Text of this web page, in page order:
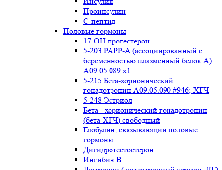
Проинсулин
С-пептид
Половые гормоны
17-ОН прогестерон
5-203 PAPP-A (ассоциированный с
беременностью плазменный белок А)
А09.05.089 x1
5-215 Бета-хорионический
гонадотропин А09.05.090 #946;-ХГЧ
5-248 Эстриол
Бета - хорионический гонадотропин
(бета-ХГЧ) свободный
Глобулин, связывающий половые
гормоны
Дигидротестостерон
Ингибин В